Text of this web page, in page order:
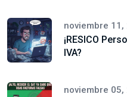
noviembre 11,
¡RESICO
IVA?
noviembre 05,